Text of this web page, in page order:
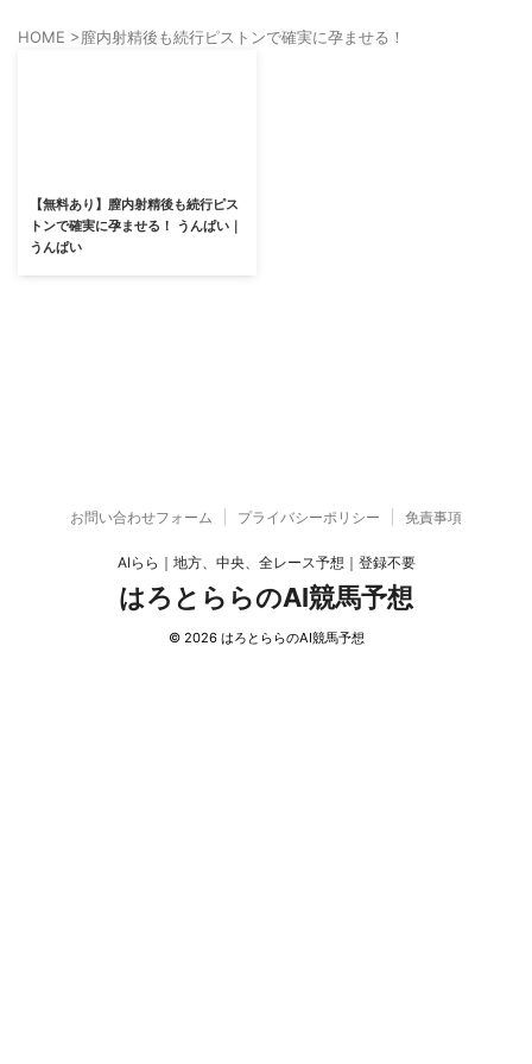
HOME >膣内射精後も続行ピストンで確実に孕ませる！
【無料あり】膣内射精後も続行ピス
トンで確実に孕ませる！ うんぱい｜
うんぱい
お問い合わせフォーム プライバシーポリシー 免責事項
AIらら｜地方、中央、全レース予想｜登録不要
はろとららのAI競馬予想
© 2026 はろとららのAI競馬予想